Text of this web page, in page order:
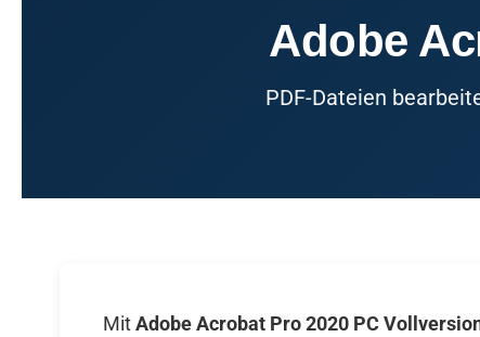
Adobe
PDF-Dateien
MitAdobe Acrobat Pro 2020 PC